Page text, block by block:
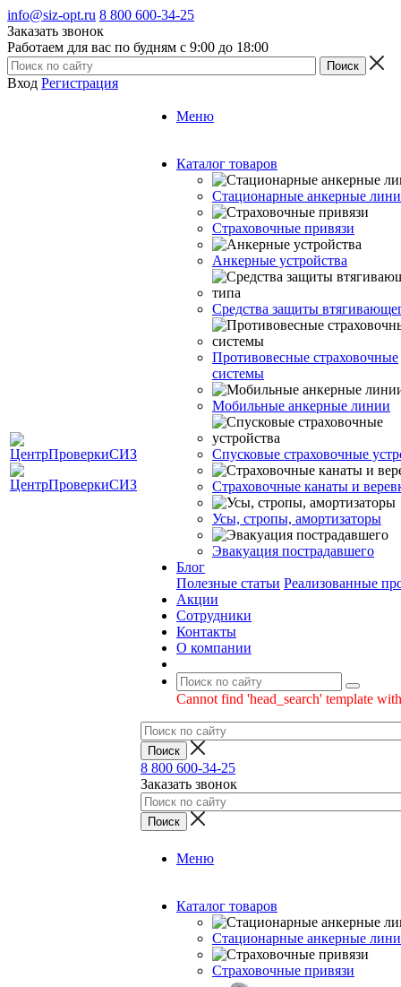
info@siz-opt.ru 8 800 600-34-25
Заказать звонок
Работаем для вас по будням с 9:00 до 18:00
Вход Регистрация
Меню
Каталог товаров
Стационарные анкерные
Страховочные привязи
Анкерные устройства
Средства защиты
Противовесные страховочные
системы
Мобильные анкерные линии
Спусковые страховочные
Страховочные канаты и
Усы, стропы, амортизаторы
Эвакуация пострадавшего
Блог
Полезные статьи Реализованные
Акции
Сотрудники
Контакты
О компании
Cannot find 'head_search' template
8 800 600-34-25
Заказать звонок
Меню
Каталог товаров
Стационарные анкерные
Страховочные привязи